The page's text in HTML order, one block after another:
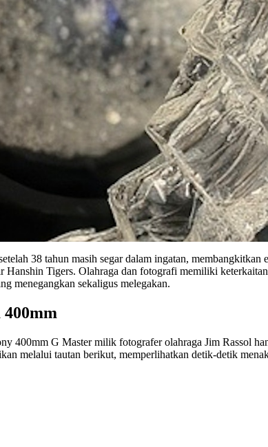
38 tahun masih segar dalam ingatan,
Tigers. Olahraga dan fotografi memiliki
menegangkan sekaligus melegakan.
400mm
400mm G Master milik fotografer olahraga Jim Rassol
melalui tautan berikut, memperlihatkan detik-detik